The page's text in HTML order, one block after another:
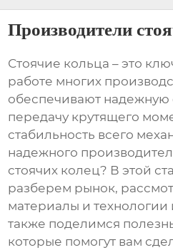
Производители
Стоячие кольца – это
работе многих
обеспечивают
передачу крутящего
стабильность всего
надежного
стоячих колец? В этой
разберем рынок,
материалы и технологии
также поделимся
которые помогут вам